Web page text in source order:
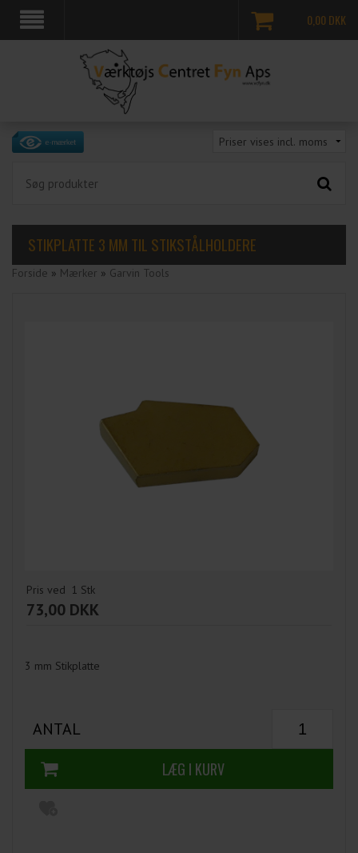
0,00 DKK
STIKPLATTE 3 MM TIL STIKSTÅLHOLDERE
Forside » Mærker » Garvin Tools
Pris ved 1 Stk
73,00 DKK
3 mm Stikplatte
ANTAL